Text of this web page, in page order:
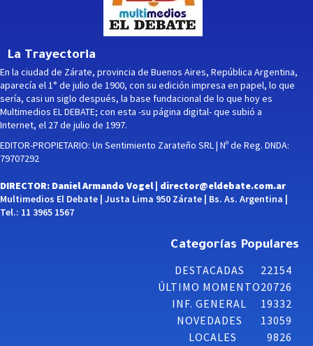
La Trayectoria
En la ciudad de Zárate, provincia de Buenos Aires, República Argentina,
aparecía el 1° de julio de 1900, con su edición impresa en papel, lo que
sería, casi un siglo después, la base fundacional de lo que hoy es
Multimedios EL DEBATE; con esta -su página digital- que subió a
Internet, el 27 de julio de 1997.
EDITOR-PROPIETARIO: Un Sentimiento Zarateño SRL | Nº de Reg. DNDA:
79707292
DIRECTOR: Daniel Armando Vogel | director@eldebate.com.ar
Multimedios El Debate | Justa Lima 950 Zárate | Bs. As. Argentina |
Tel.: 11 3965 1567
Categorías Populares
DESTACADAS
22154
ÚLTIMO MOMENTO20726
INF. GENERAL
19332
NOVEDADES
13059
LOCALES
9826